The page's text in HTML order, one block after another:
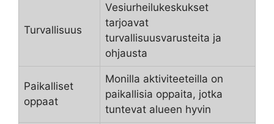
Turvallisuus
Vesiurheilukeskukset
tarjoavat
turvallisuusvarusteita ja
ohjausta
Paikalliset
oppaat
Monilla aktiviteeteilla on
paikallisia oppaita, jotka
tuntevat alueen hyvin